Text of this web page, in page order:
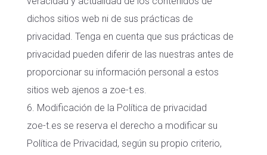
dichos sitios web ni de sus prácticas de
privacidad. Tenga en cuenta que sus prácticas de
privacidad pueden diferir de las nuestras antes de
proporcionar su información personal a estos
sitios web ajenos a zoe-t.es.
6. Modificación de la Política de privacidad
zoe-t.es se reserva el derecho a modificar su
Política de Privacidad, según su propio criterio,